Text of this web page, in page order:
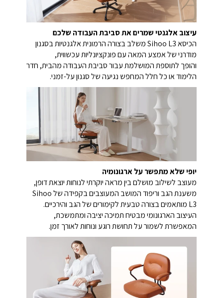
עיצוב אלגנטי שמרים את סביבת העבודה שלכם
הכיסא Sihoo L3 משלב בצורה הרמונית אלגנטיות בסגנון
מודרני של אמצע המאה עם פונקציונליות עכשווית,
והופך לתוספת המושלמת עבור סביבת העבודה מהבית, חדר
הלימוד או כל חלל המחפש נגיעה של סגנון על-זמני.
יופי שלא מתפשר על ארגונומיה
מעוצב לשילוב מושלם בין מראה יוקרתי לנוחות יוצאת דופן,
משענת הגב וריפוד המושב המעוצבים בקפידה של Sihoo
L3 מותאמים בצורה טבעית לקימורים של הגב והירכיים.
העיצוב הארגונומי מבטיח תמיכה יציבה ומתמשכת,
המאפשרת לשמור על תחושת רוגע ונוחות לאורך זמן.